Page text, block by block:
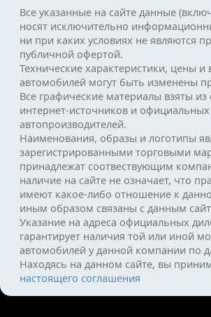
Все указанные на сайте данные
носят исключительно
ни при каких условиях не являются
публичной офертой.
Технические характеристики, цены
автомобилей могут быть изменены
Все графические материалы взяты
интернет-источников и официальных
автопроизводителей.
Наименования, образы и логотипы
зарегистрированными торговыми
принадлежат соотвествующим
наличие на сайте не означает, что
имеют какое-либо отношение к
иным образом связаны с данным
Указание на адреса официальных
гарантирует наличия той или иной
автомобилей у данной компании по
Находясь на данном сайте, вы
настоящего соглашения